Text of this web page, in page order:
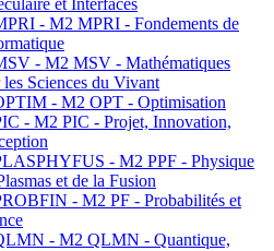
et Interfaces
- M2 MPRI - Fondements de
- M2 MSV - Mathématiques
les Sciences du Vivant
- M2 OPT - Optimisation
- M2 PIC - Projet, Innovation,
- M2 PPF - Physique
et de la Fusion
- M2 PF - Probabilités et
- M2 QLMN - Quantique,